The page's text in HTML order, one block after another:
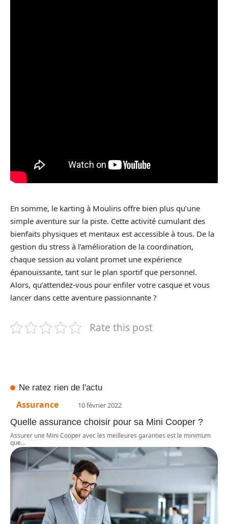
En somme, le karting à Moulins offre bien plus qu’une
simple aventure sur la piste. Cette activité cumulant des
bienfaits physiques et mentaux est accessible à tous. De la
gestion du stress à l’amélioration de la coordination,
chaque session au volant promet une expérience
épanouissante, tant sur le plan sportif que personnel.
Alors, qu’attendez-vous pour enfiler votre casque et vous
lancer dans cette aventure passionnante ?
Rate this post
Ne ratez rien de l'actu
Assurance 10 février 2022
Quelle assurance choisir pour sa Mini Cooper ?
Assurer une Mini Cooper avec les meilleures garanties est le minimum
que…